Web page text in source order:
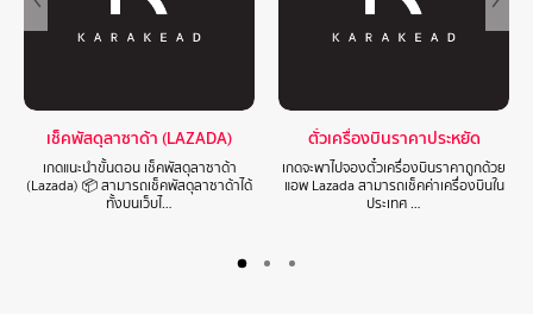
เช็คพัสดุลาซาด้า (LAZADA)
เกดแนะนำขั้นตอน เช็คพัสดุลาซาด้า
(Lazada) 📦 สามารถเช็คพัสดุลาซาด้าได้
ทั้งบนเว็บไ…
ตั๋วเครื่องบินราคาประหยัด
เกดจะพาไปจองตั๋วเครื่องบินราคาถูกด้วย
แอพ Lazada สามารถเช็คค่าเครื่องบินใน
ประเทศ …